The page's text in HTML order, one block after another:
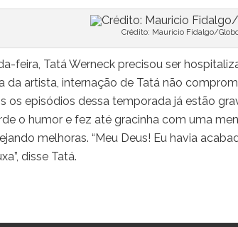
Crédito: Mauricio Fidalgo/
feira, Tatá Werneck precisou ser
da artista, internação de Tatá não
os episódios dessa temporada já estão
o humor e fez até gracinha com uma
melhoras. “Meu Deus! Eu havia
disse Tatá.